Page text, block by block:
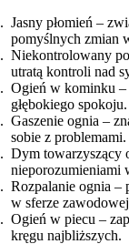
Jasny płomień –
pomyślnych zmian
Niekontrolowany
utratą kontroli nad
Ogień w kominku –
głębokiego spokoju.
Gaszenie ognia –
sobie z problemami.
Dym towarzyszący
nieporozumieniami
Rozpalanie ognia –
w sferze
Ogień w piecu –
kręgu najbliższych.